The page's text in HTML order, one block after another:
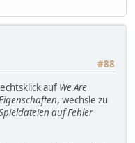
#88
auf We Are
, wechsle zu
auf Fehler